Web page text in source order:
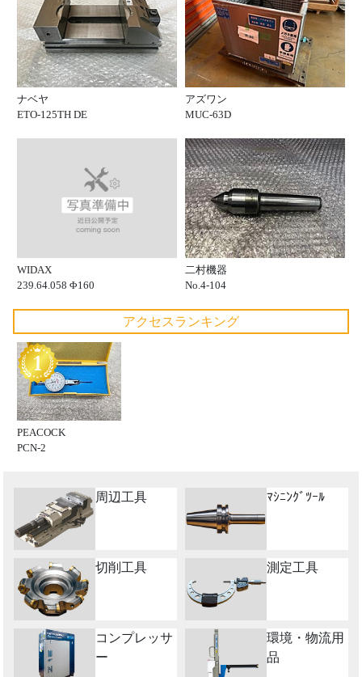
ナベヤ
ETO-125TH DE
アズワン
MUC-63D
WIDAX
239.64.058 Φ160
二村機器
No.4-104
アクセスランキング
PEACOCK
PCN-2
周辺工具 ﾏｼﾆﾝｸﾞﾂｰﾙ
切削工具 測定工具
コンプレッサ
ー
環境・物流用
品